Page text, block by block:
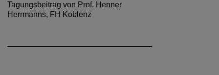
Tagungsbeitrag von Prof. Henner
Herrmanns, FH Koblenz